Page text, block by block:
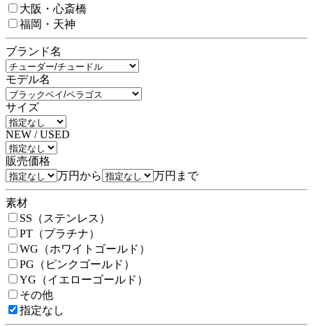
大阪・心斎橋
福岡・天神
ブランド名
モデル名
サイズ
NEW / USED
販売価格
万円から
万円まで
素材
SS（ステンレス）
PT（プラチナ）
WG（ホワイトゴールド）
PG（ピンクゴールド）
YG（イエローゴールド）
その他
指定なし